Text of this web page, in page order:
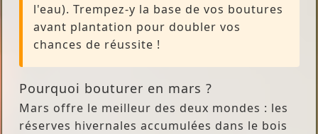
l'eau). Trempez-y la base de vos boutures
avant plantation pour doubler vos
chances de réussite !
Pourquoi bouturer en mars ?
Mars offre le meilleur des deux mondes : les
réserves hivernales accumulées dans le bois